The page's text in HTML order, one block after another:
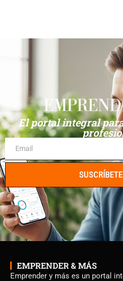
El portal integral
EMPRENDER & MÁS
Emprender y más es un portal